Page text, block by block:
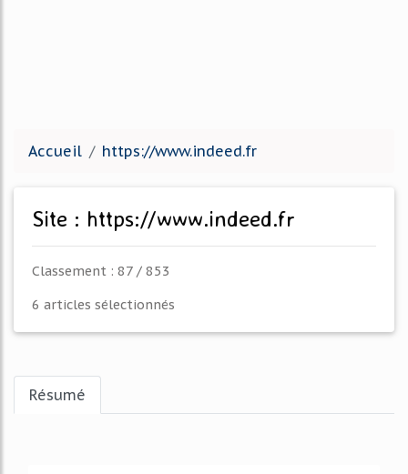
Accueil https://www.indeed.fr
Site : https://www.indeed.fr
Classement : 87 / 853
6 articles sélectionnés
Résumé